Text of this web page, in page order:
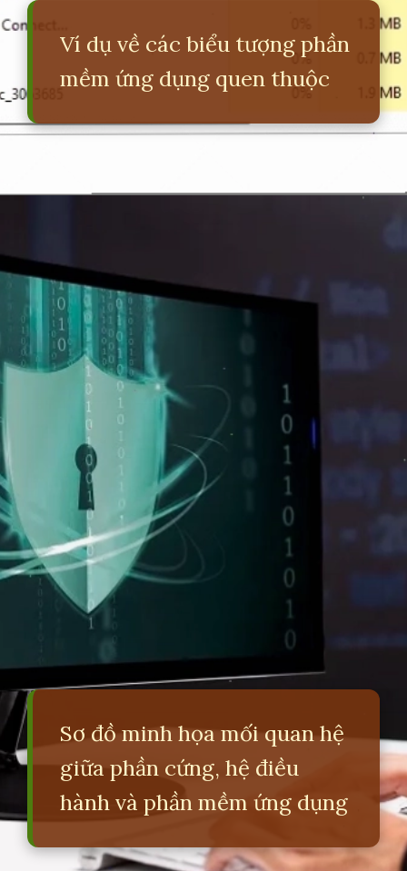
Ví dụ về các biểu tượng phần
mềm ứng dụng quen thuộc
Sơ đồ minh họa mối quan hệ
giữa phần cứng, hệ điều
hành và phần mềm ứng dụng